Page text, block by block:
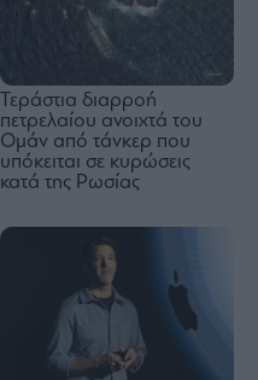
Τεράστια διαρροή
πετρελαίου ανοιχτά του
Ομάν από τάνκερ που
υπόκειται σε κυρώσεις
κατά της Ρωσίας